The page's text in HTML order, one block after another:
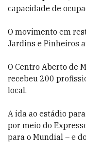
capacidade de
O movimento em
Jardins e Pinheiros
O Centro Aberto de
recebeu 200
local.
A ida ao estádio
por meio do
para o Mundial – e